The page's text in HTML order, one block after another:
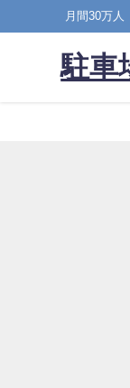
月間30万人
駐車